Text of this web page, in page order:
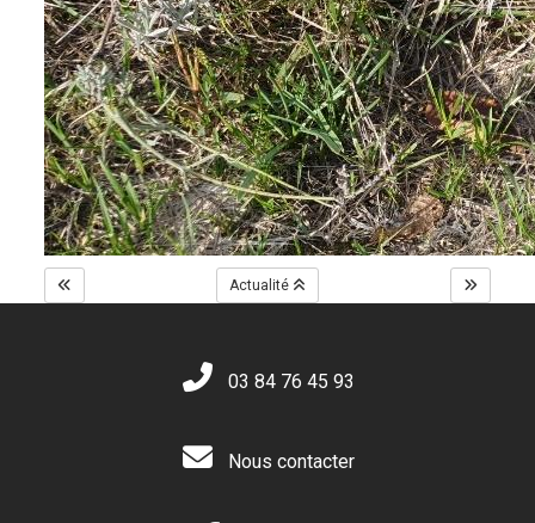
Actualité
03 84 76 45 93
Nous contacter